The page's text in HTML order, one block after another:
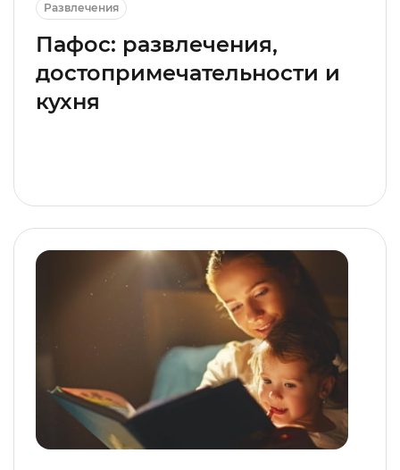
Развлечения
Пафос: развлечения,
достопримечательности и
кухня